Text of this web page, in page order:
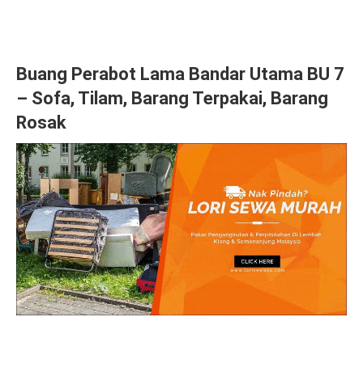
Buang Perabot Lama Bandar Utama BU 7
– Sofa, Tilam, Barang Terpakai, Barang
Rosak